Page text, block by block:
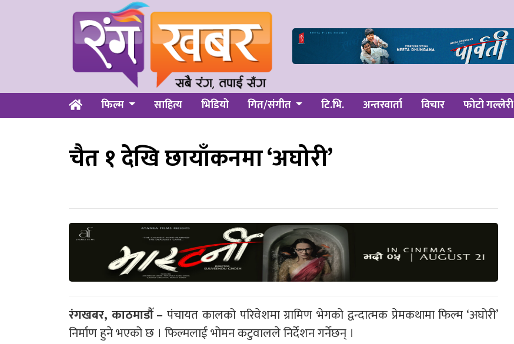
फिल्म साहित्य भिडियो गित/संगीत टि.भि. अन्तरवार्ता विचार फोटो गल्लेरी
चैत १ देखि छायाँकनमा ‘अघोरी’
रंगखबर, काठमाडौँ – पंचायत कालको परिवेशमा ग्रामिण भेगको द्वन्दात्मक प्रेमकथामा फिल्म ‘अघोरी’
निर्माण हुने भएको छ । फिल्मलाई भोमन कटुवालले निर्देशन गर्नेछन् ।